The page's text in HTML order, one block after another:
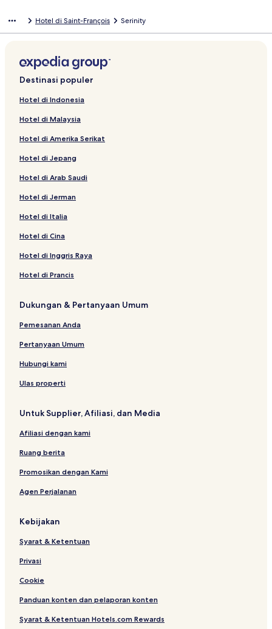
Hotel di Saint-François Serinity
Destinasi populer
Hotel di Indonesia
Hotel di Malaysia
Hotel di Amerika Serikat
Hotel di Jepang
Hotel di Arab Saudi
Hotel di Jerman
Hotel di Italia
Hotel di Cina
Hotel di Inggris Raya
Hotel di Prancis
Dukungan & Pertanyaan Umum
Pemesanan Anda
Pertanyaan Umum
Hubungi kami
Ulas properti
Untuk Supplier, Afiliasi, dan Media
Afiliasi dengan kami
Ruang berita
Promosikan dengan Kami
Agen Perjalanan
Kebijakan
Syarat & Ketentuan
Privasi
Cookie
Panduan konten dan pelaporan konten
Syarat & Ketentuan Hotels.com Rewards